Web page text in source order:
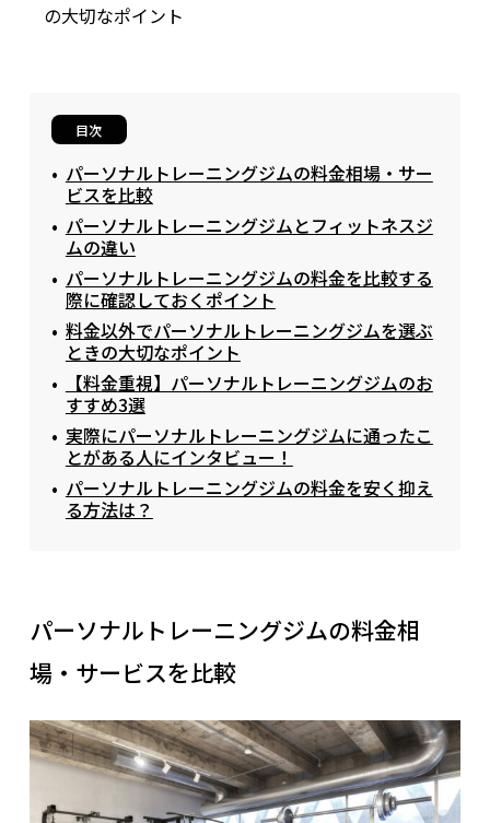
の大切なポイント
目次
パーソナルトレーニングジムの料金相場・サー
ビスを比較
パーソナルトレーニングジムとフィットネスジ
ムの違い
パーソナルトレーニングジムの料金を比較する
際に確認しておくポイント
料金以外でパーソナルトレーニングジムを選ぶ
ときの大切なポイント
【料金重視】パーソナルトレーニングジムのお
すすめ3選
実際にパーソナルトレーニングジムに通ったこ
とがある人にインタビュー！
パーソナルトレーニングジムの料金を安く抑え
る方法は？
パーソナルトレーニングジムの料金相
場・サービスを比較